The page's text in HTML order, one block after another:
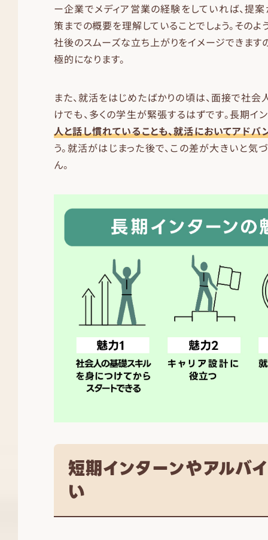
ー企業でメディア営業の経験をしていれば、提
策までの概要を理解していることでしょう。その
社後のスムーズな立ち上がりをイメージできます
極的になります。
また、就活をはじめたばかりの頃は、面接で社会
けでも、多くの学生が緊張するはずです。長期イ
人と話し慣れていることも、就活においてアドバ
う。就活がはじまった後で、この差が大きいと気
ん。
短期インターンやアルバ
い